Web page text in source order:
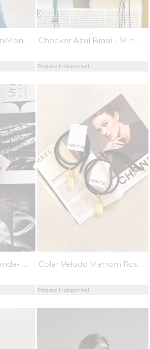
Chocker Azul Brasil - MinIMoni
Produto Indisponível
Choker Preto de Renda- MiniMoni Colar Veludo Marrom Rose - MiniMoni
Produto Indisponível